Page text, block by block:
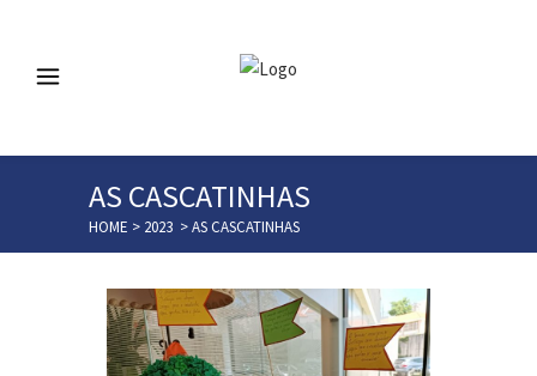
AS CASCATINHAS
HOME > 2023 >AS CASCATINHAS